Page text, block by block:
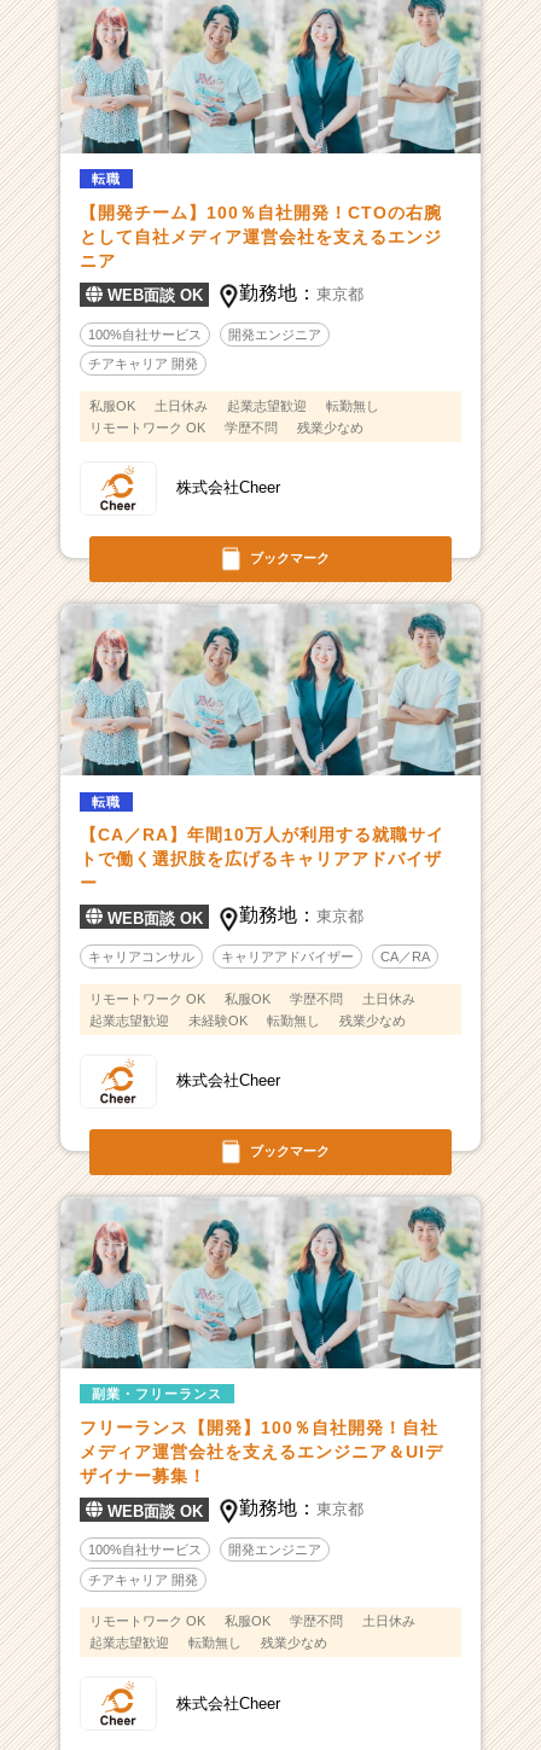
ブックマーク
転職
【開発チーム】100％自社開発！CTOの右腕
として自社メディア運営会社を支えるエンジ
ニア
WEB面談 OK 勤務地：東京都
100%自社サービス 開発エンジニア
チアキャリア 開発
私服OK 土日休み 起業志望歓迎
転勤無し
リモートワーク OK
学歴不問 残業少なめ
株式会社Cheer
ブックマーク
転職
【CA／RA】年間10万人が利用する就職サイ
トで働く選択肢を広げるキャリアアドバイザ
ー
WEB面談 OK 勤務地：東京都
キャリアコンサル キャリアアドバイザー CA／RA
リモートワーク OK 私服OK 学歴不問
土日休み
起業志望歓迎
未経験OK 転勤無し 残業少なめ
株式会社Cheer
副業・フリーランス
フリーランス【開発】100％自社開発！自社
メディア運営会社を支えるエンジニア＆UIデ
ザイナー募集！
WEB面談 OK 勤務地：東京都
100%自社サービス 開発エンジニア
チアキャリア 開発
リモートワーク OK 私服OK 学歴不問
土日休み
起業志望歓迎
転勤無し 残業少なめ
株式会社Cheer